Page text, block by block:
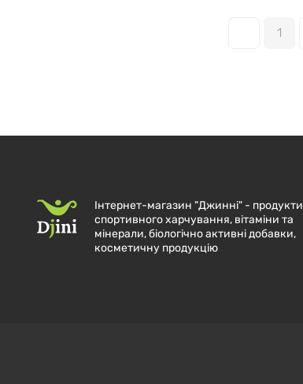
1
Інтернет-магазин "Джинні" - продукти
спортивного харчування, вітаміни та
мінерали, біологічно активні добавки,
косметичну продукцію